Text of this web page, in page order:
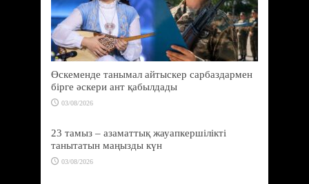
Өскеменде танымал айтыскер сарбаздармен
бірге әскери ант қабылдады
03/08/2026
23 тамыз – азаматтық жауапкершілікті
танытатын маңызды күн
03/08/2026